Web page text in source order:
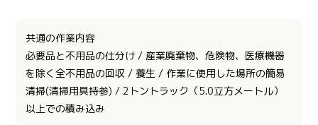
共通の作業内容
必要品と不用品の仕分け / 産業廃棄物、危険物、医療機器
を除く全不用品の回収 / 養生 / 作業に使用した場所の簡易
清掃(清掃用具持参) / 2トントラック（5.0立方メートル）
以上での積み込み